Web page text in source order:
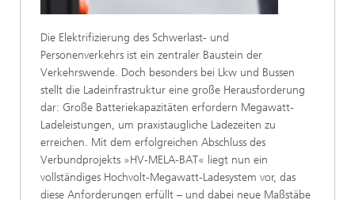
Die Elektrifizierung des Schwerlast- und
Personenverkehrs ist ein zentraler Baustein der
Verkehrswende. Doch besonders bei Lkw und Bussen
stellt die Ladeinfrastruktur eine große Herausforderung
dar: Große Batteriekapazitäten erfordern Megawatt-
Ladeleistungen, um praxistaugliche Ladezeiten zu
erreichen. Mit dem erfolgreichen Abschluss des
Verbundprojekts »HV-MELA-BAT« liegt nun ein
vollständiges Hochvolt-Megawatt-Ladesystem vor, das
diese Anforderungen erfüllt – und dabei neue Maßstäbe